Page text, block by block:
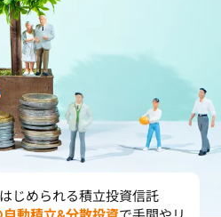
じめられる積立投資信託